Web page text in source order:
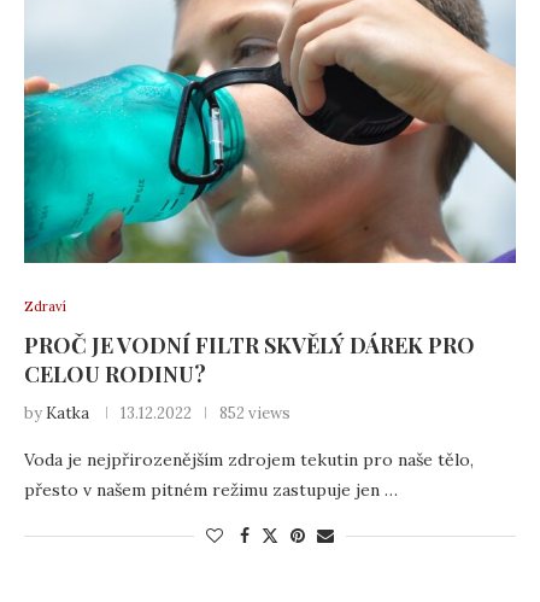
Zdraví
PROČ JE VODNÍ FILTR SKVĚLÝ DÁREK PRO
CELOU RODINU?
by Katka 13.12.2022 852 views
Voda je nejpřirozenějším zdrojem tekutin pro naše tělo,
přesto v našem pitném režimu zastupuje jen …